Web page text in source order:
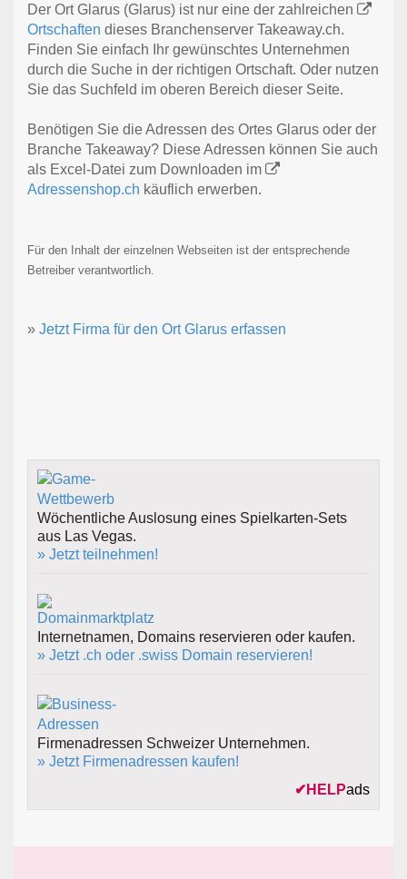
Der Ort Glarus (Glarus) ist nur eine der zahlreichen
Ortschaften dieses Branchenserver Takeaway.ch.
Finden Sie einfach Ihr gewünschtes Unternehmen
durch die Suche in der richtigen Ortschaft. Oder nutzen
Sie das Suchfeld im oberen Bereich dieser Seite.
Benötigen Sie die Adressen des Ortes Glarus oder der
Branche Takeaway? Diese Adressen können Sie auch
als Excel-Datei zum Downloaden im
Adressenshop.ch käuflich erwerben.
Für den Inhalt der einzelnen Webseiten ist der entsprechende
Betreiber verantwortlich.
» Jetzt Firma für den Ort Glarus erfassen
Wöchentliche Auslosung eines Spielkarten-Sets
aus Las Vegas.
» Jetzt teilnehmen!
Internetnamen, Domains reservieren oder kaufen.
» Jetzt .ch oder .swiss Domain reservieren!
Firmenadressen Schweizer Unternehmen.
» Jetzt Firmenadressen kaufen!
✔ HELPads